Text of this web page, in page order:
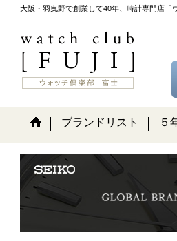
大阪・羽曳野で創業して40年、時計専門店「
ブランドリスト ５